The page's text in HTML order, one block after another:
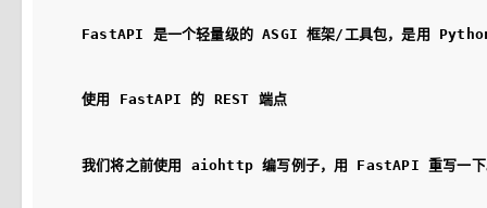
FastAPI 是一个轻量级的 ASGI 框架/工具包，是用
使用 FastAPI 的 REST 端点
我们将之前使用 aiohttp 编写例子，用 FastAPI 重写一下